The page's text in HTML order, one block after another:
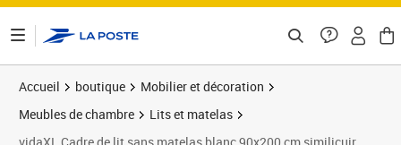
Accueil boutique
Mobilier et décoration
Meubles de chambre
Lits et matelas